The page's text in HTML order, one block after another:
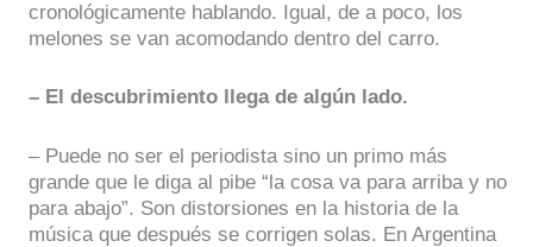
cronológicamente hablando. Igual, de a poco, los
melones se van acomodando dentro del carro.
– El descubrimiento llega de algún lado.
– Puede no ser el periodista sino un primo más
grande que le diga al pibe “la cosa va para arriba y no
para abajo”. Son distorsiones en la historia de la
música que después se corrigen solas. En Argentina